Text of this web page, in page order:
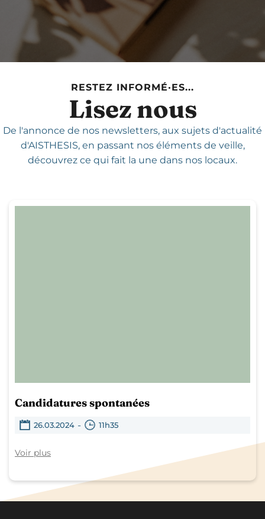
RESTEZ INFORMÉ·ES...
Lisez nous
De l'annonce de nos newsletters, aux sujets d'actualité
d'AISTHESIS,en passant nos éléments de veille,
découvrez ce qui fait la une dans nos locaux.
Candidatures spontanées
26.03.2024 - 11h35
Voir plus